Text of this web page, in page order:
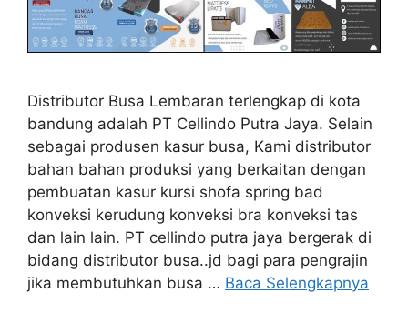
Distributor Busa Lembaran terlengkap di kota
bandung adalah PT Cellindo Putra Jaya. Selain
sebagai produsen kasur busa, Kami distributor
bahan bahan produksi yang berkaitan dengan
pembuatan kasur kursi shofa spring bad
konveksi kerudung konveksi bra konveksi tas
dan lain lain. PT cellindo putra jaya bergerak di
bidang distributor busa..jd bagi para pengrajin
jika membutuhkan busa … Baca Selengkapnya